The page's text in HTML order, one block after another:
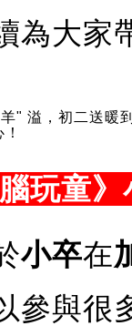
為大家
" 溢，初二送暖
玩童
小卒在
參與很